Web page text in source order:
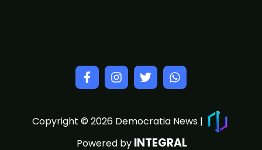
Powered by INTEGRAL